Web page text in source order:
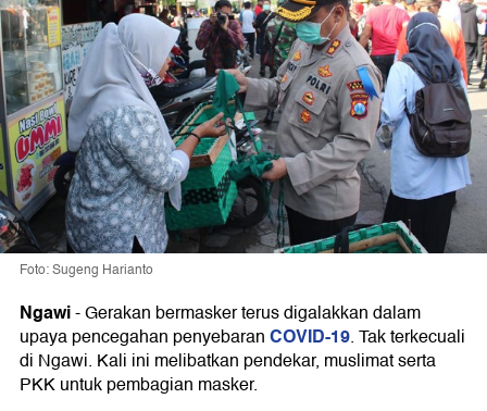
Foto: Sugeng Harianto
Ngawi-Gerakan bermasker terus digalakkan dalam
upaya pencegahan penyebaranCOVID-19. Tak terkecuali
di Ngawi. Kali ini melibatkan pendekar, muslimat serta
PKK untuk pembagian masker.